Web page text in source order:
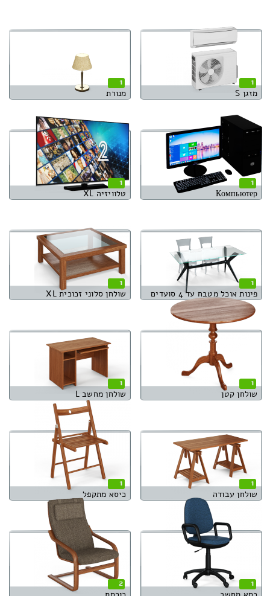
1
מזגן S
1
מנורת
1
Компьютер
1
טלוויזיה XL
1
פינות אוכל מטבח עד 4 סועדים
1
שולחן סלוני זכוכית XL
1
שולחן קטן
1
שולחן מחשב L
1
שולחן עבודה
1
כיסא מתקפל
1
2